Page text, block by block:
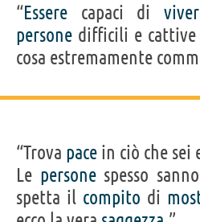
“Essere capaci di
persone difficili e cattive
cosa estremamente
“Trova pace in ciò che
Le personespesso
spetta il compito di